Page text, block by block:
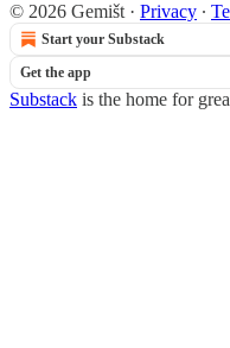
© 2026 Gemišt · Privacy ∙
Start your Substack
Get the app
Substack is the home for